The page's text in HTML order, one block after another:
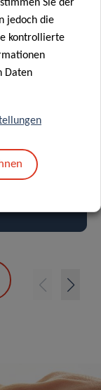
global
and
Sie der
jedoch die
kontrollierte
Daten